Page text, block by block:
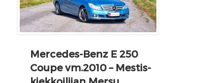
Mercedes-Benz E 250
Coupe vm.2010 – Mestis-